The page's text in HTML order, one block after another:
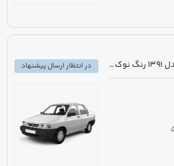
مزایده دولتی خودرو سایپا 131 SL مدل 1391 رنگ نوک مدادی متالیک
در انتظار ارسال پیشنهاد